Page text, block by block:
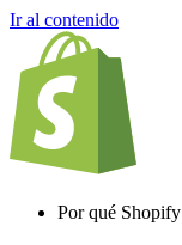
Ir al contenido
Por qué Shopify